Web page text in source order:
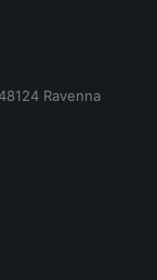
Ravenna